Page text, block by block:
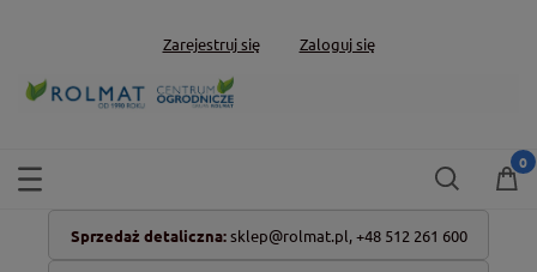
Zarejestruj się Zaloguj się
Sprzedaż detaliczna: sklep@rolmat.pl, +48 512 261 600